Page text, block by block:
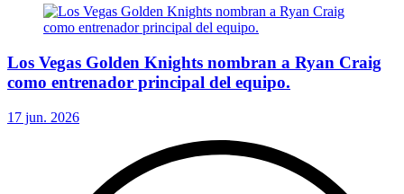
Los Vegas Golden Knights nombran a Ryan Craig
como entrenador principal del equipo.
17 jun. 2026